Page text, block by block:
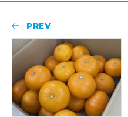
PREV